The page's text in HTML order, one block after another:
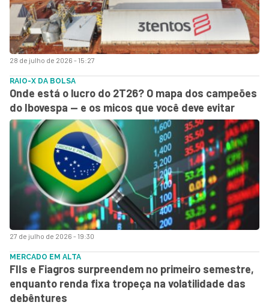
28 de julho de 2026 - 15:27
27 de julho de 2026 - 19:30
RAIO-X DA BOLSA
Onde está o lucro do 2T26? O mapa dos campeões
do Ibovespa — e os micos que você deve evitar
MERCADO EM ALTA
FIIs e Fiagros surpreendem no primeiro semestre,
enquanto renda fixa tropeça na volatilidade das
debêntures